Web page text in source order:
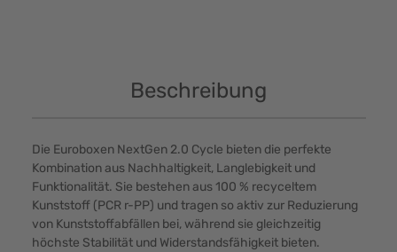
Beschreibung
Die Euroboxen NextGen 2.0 Cycle bieten die perfekte
Kombination aus Nachhaltigkeit, Langlebigkeit und
Funktionalität. Sie bestehen aus 100 % recyceltem
Kunststoff (PCR r-PP) und tragen so aktiv zur Reduzierung
von Kunststoffabfällen bei, während sie gleichzeitig
höchste Stabilität und Widerstandsfähigkeit bieten.